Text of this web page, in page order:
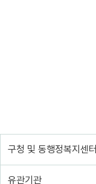
구청 및 동행정복지센터
유관기관